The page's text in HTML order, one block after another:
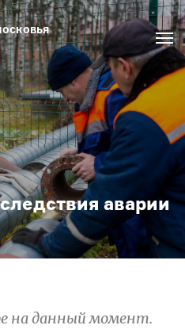
аварии
на данный момент.